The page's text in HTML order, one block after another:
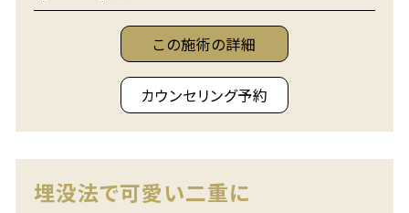
この施術の詳細
カウンセリング予約
埋没法で可愛い二重に